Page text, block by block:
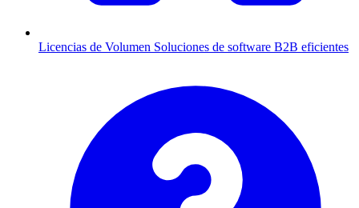
Licencias de Volumen Soluciones de software B2B eficientes